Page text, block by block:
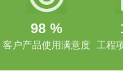
98 %
客户产品使用满意度 工程